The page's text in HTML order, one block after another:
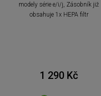
modely série e/i/j, Zásobník již
obsahuje 1x HEPA filtr
1 290 Kč